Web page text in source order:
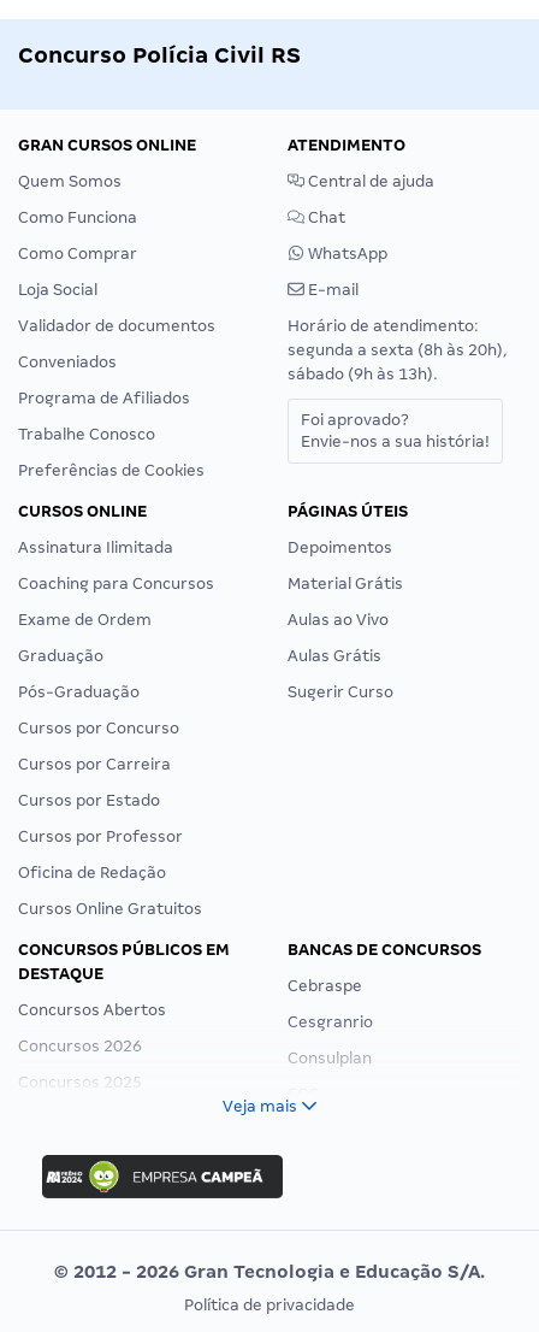
Concurso Polícia Civil RS
GRAN CURSOS ONLINE
Quem Somos
Como Funciona
Como Comprar
Loja Social
Validador de documentos
Conveniados
Programa de Afiliados
Trabalhe Conosco
Preferências de Cookies
ATENDIMENTO
Central de ajuda
Chat
WhatsApp
E-mail
Horário de atendimento:
segunda a sexta (8h às 20h),
sábado (9h às 13h).
Foi aprovado?
Envie-nos a sua história!
CURSOS ONLINE
Assinatura Ilimitada
Coaching para Concursos
Exame de Ordem
Graduação
Pós-Graduação
Cursos por Concurso
Cursos por Carreira
Cursos por Estado
Cursos por Professor
Oficina de Redação
Cursos Online Gratuitos
PÁGINAS ÚTEIS
Depoimentos
Material Grátis
Aulas ao Vivo
Aulas Grátis
Sugerir Curso
CONCURSOS PÚBLICOS EM
DESTAQUE
Concursos Abertos
Concursos 2026
Concursos 2025
Concurso Ibama
Concurso MPU
Editais publicados
BANCAS DE CONCURSOS
Cebraspe
Cesgranrio
Consulplan
Vunesp
CONCURSOS POR PROFISSÃO EXAME DE ORDEM
Veja mais
© 2012 - 2026 Gran Tecnologia e Educação S/A.
Política de privacidade